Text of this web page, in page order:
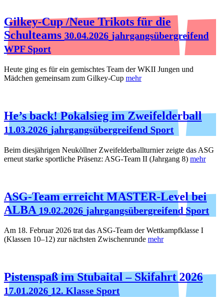
Gilkey-Cup /Neue Trikots für die
Schulteams 30.04.2026 jahrgangsübergreifend
WPF Sport
Heute ging es für ein gemischtes Team der WKII Jungen und
Mädchen gemeinsam zum Gilkey-Cup mehr
He’s back! Pokalsieg im Zweifelderball
11.03.2026 jahrgangsübergreifend Sport
Beim diesjährigen Neuköllner Zweifelderballturnier zeigte das ASG
erneut starke sportliche Präsenz: ASG‑Team II (Jahrgang 8) mehr
ASG-Team erreicht MASTER-Level bei
ALBA 19.02.2026 jahrgangsübergreifend Sport
Am 18. Februar 2026 trat das ASG-Team der Wettkampfklasse I
(Klassen 10–12) zur nächsten Zwischenrunde mehr
Pistenspaß im Stubaital – Skifahrt 2026
17.01.2026 12. Klasse Sport